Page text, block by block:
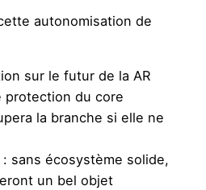
autonomisation de
sur le futur de la AR
protection du core
la branche si elle ne
sans écosystème solide,
un bel objet